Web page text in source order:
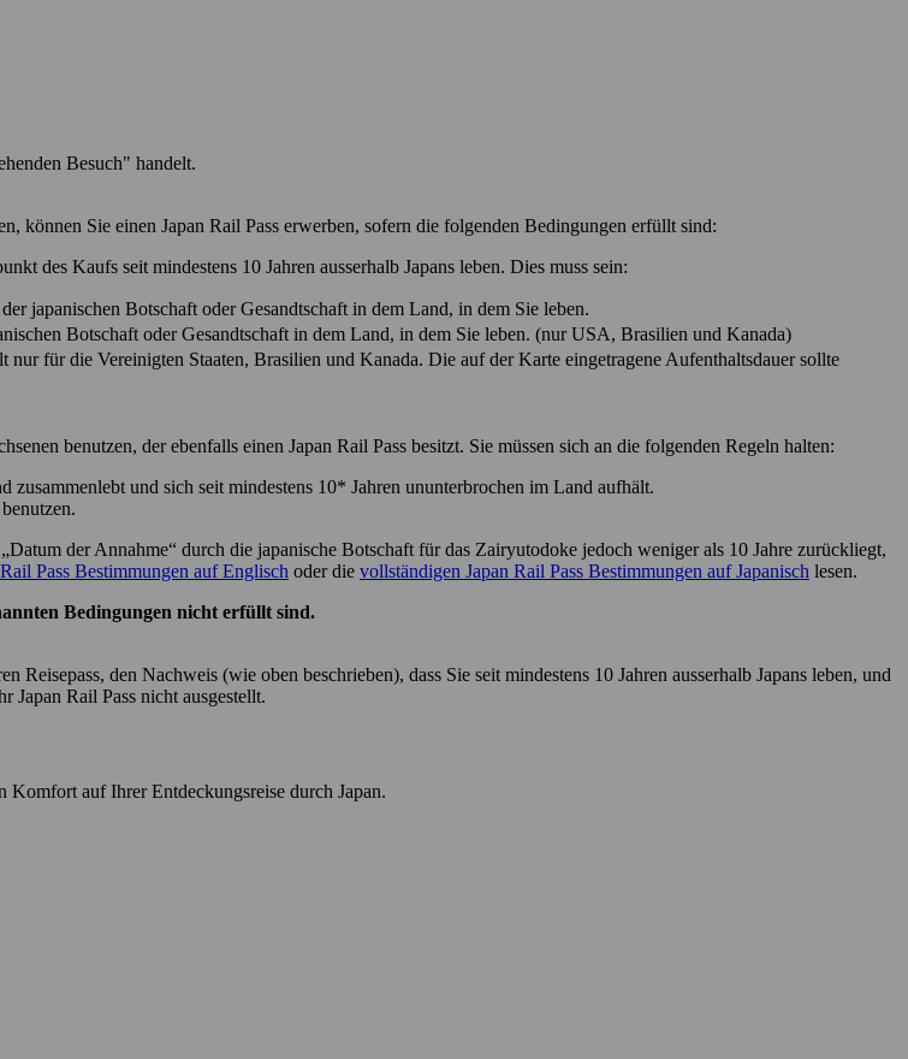
Besuch" handelt.
können Sie einen Japan Rail Pass erwerben, sofern die folgenden Bedingungen erfüllt sind:
des Kaufs seit mindestens 10 Jahren ausserhalb Japans leben. Dies muss sein:
japanischen Botschaft oder Gesandtschaft in dem Land, in dem Sie leben.
Botschaft oder Gesandtschaft in dem Land, in dem Sie leben. (nur USA, Brasilien und Kanada)
für die Vereinigten Staaten, Brasilien und Kanada. Die auf der Karte eingetragene Aufenthaltsdauer sollte
benutzen, der ebenfalls einen Japan Rail Pass besitzt. Sie müssen sich an die folgenden Regeln halten:
und sich seit mindestens 10* Jahren ununterbrochen im Land aufhält.
der Annahme“ durch die japanische Botschaft für das Zairyutodoke jedoch weniger als 10 Jahre zurückliegt,
Pass Bestimmungen auf Englisch oder die vollständigen Japan Rail Pass Bestimmungen auf Japanisch lesen.
Bedingungen nicht erfüllt sind.
Reisepass, den Nachweis (wie oben beschrieben), dass Sie seit mindestens 10 Jahren ausserhalb Japans leben, und
Rail Pass nicht ausgestellt.
Komfort auf Ihrer Entdeckungsreise durch Japan.